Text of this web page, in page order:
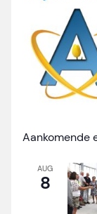
Aankomende
AUG
8